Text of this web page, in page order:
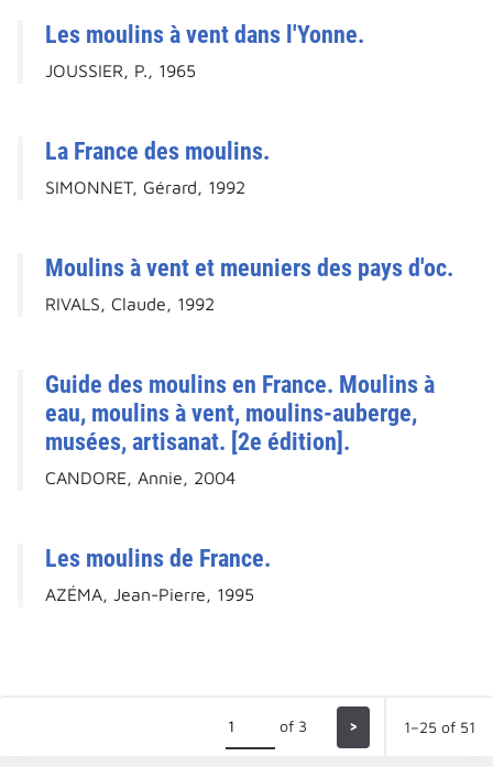
Les moulins à vent dans l'Yonne.
JOUSSIER, P., 1965
La France des moulins.
SIMONNET, Gérard, 1992
Moulins à vent et meuniers des pays d'oc.
RIVALS, Claude, 1992
Guide des moulins en France. Moulins à
eau, moulins à vent, moulins-auberge,
musées, artisanat. [2e édition].
CANDORE, Annie, 2004
Les moulins de France.
AZÉMA, Jean-Pierre, 1995
of 3 > 1–25 of 51